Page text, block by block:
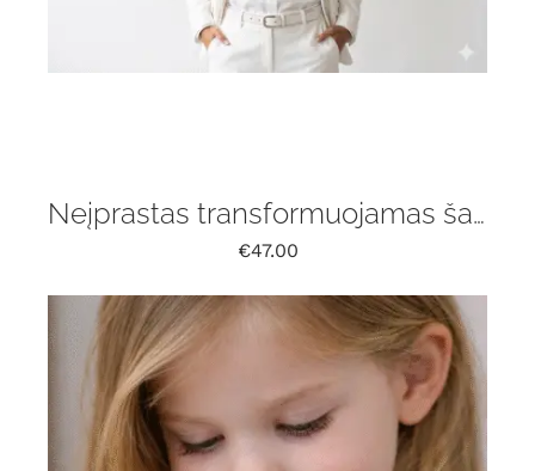
Neįprastas transformuojamas šalikas su gintaru
€47.00